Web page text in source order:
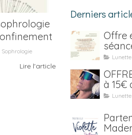
Sophrologie
Lire l'article
Derniers
Offre
à 15€